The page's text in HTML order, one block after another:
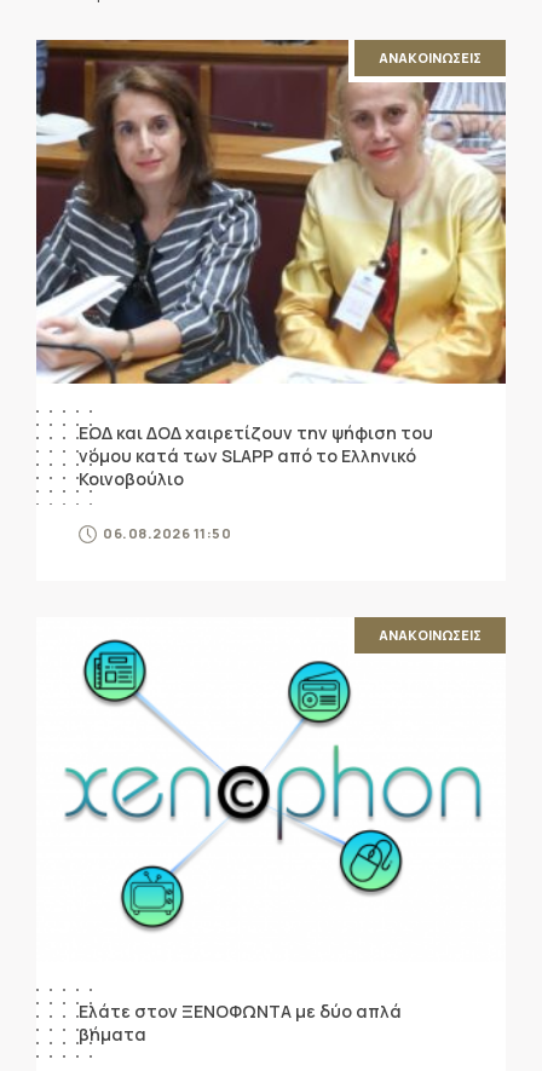
ΑΝΑΚΟΙΝΩΣΕΙΣ
ΕΟΔ και ΔΟΔ χαιρετίζουν την ψήφιση του
νόμου κατά των SLAPP από το Ελληνικό
Κοινοβούλιο
06.08.2026 11:50
ΑΝΑΚΟΙΝΩΣΕΙΣ
Ελάτε στον ΞΕΝΟΦΩΝΤΑ με δύο απλά
βήματα